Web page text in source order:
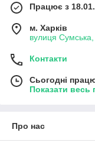
Працює з
м. Харків
вулиця Сумська,
Контакти
Сьогодні
Показати весь
Про нас